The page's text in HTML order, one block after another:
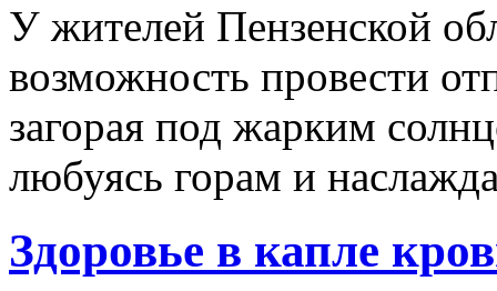
У жителей Пензенской
возможность провести
загорая под жарким
любуясь горам и
Здоровье в капле